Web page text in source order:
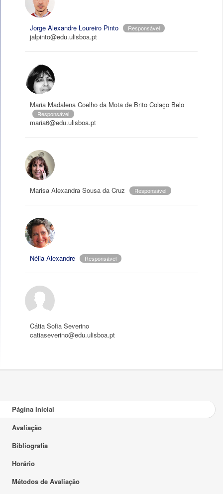
Jorge Alexandre Loureiro Pinto Responsável
jalpinto@edu.ulisboa.pt
Maria Madalena Coelho da Mota de Brito Colaço Belo
Responsável
maria6@edu.ulisboa.pt
Marisa Alexandra Sousa da Cruz Responsável
Nélia Alexandre Responsável
Cátia Sofia Severino
catiaseverino@edu.ulisboa.pt
Página Inicial
Avaliação
Bibliografia
Horário
Métodos de Avaliação